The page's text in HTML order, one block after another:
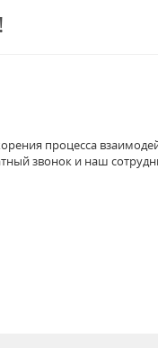
процесса
звонок и наш